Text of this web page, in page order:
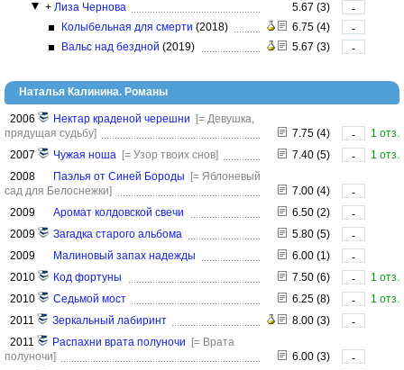
+ Лиза Чернова 5.67 (3)
-
Колыбельная для смерти (2018) 6.75 (4)
-
Вальс над бездной (2019) 5.67 (3) -
Наталья Калинина. Романы
2006 Нектар краденой черешни
[= Девушка,
прядущая судьбу]
7.75 (4) -
1 отз.
2007
Чужая ноша [= Узор твоих снов] 7.40 (5) -
1 отз.
2008
Паэлья от Синей Бороды
[= Яблоневый
сад для Белоснежки]
7.00 (4)
-
2009
Аромат колдовской свечи 6.50 (2)
-
2009
Загадка старого альбома 5.80 (5)
-
2009
Малиновый запах надежды 6.00 (1)
-
2010
Код фортуны 7.50 (6) -
1 отз.
2010
Седьмой мост 6.25 (8) -
1 отз.
2011
Зеркальный лабиринт 8.00 (3)
-
2011
Распахни врата полуночи
[= Врата
полуночи]
6.00 (3)
-